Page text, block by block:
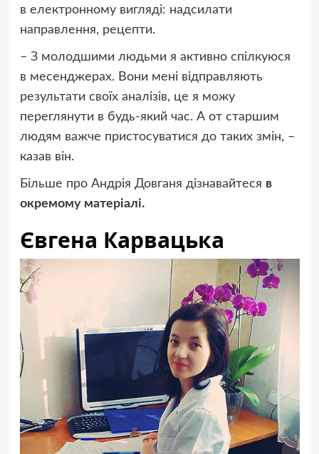
в електронному вигляді: надсилати
направлення, рецепти.
– З молодшими людьми я активно спілкуюся
в месенджерах. Вони мені відправляють
результати своїх аналізів, це я можу
переглянути в будь-який час. А от старшим
людям важче пристосуватися до таких змін, –
казав він.
Більше про Андрія Довганя дізнавайтеся в
окремому матеріалі.
Євгена Карвацька